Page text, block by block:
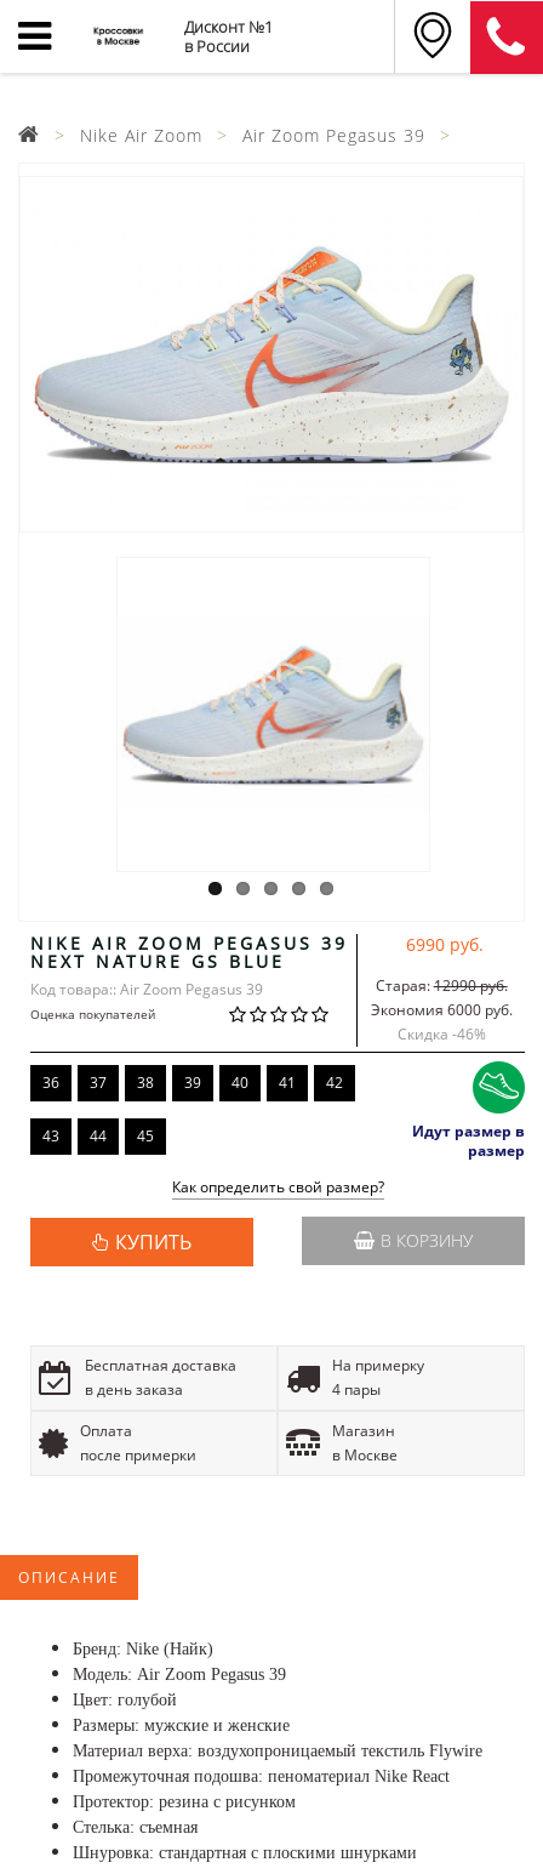
Дисконт №1
в России
Nike Air Zoom Air Zoom Pegasus 39
NIKE AIR ZOOM PEGASUS 39
NEXT NATURE GS BLUE
Код товара:: Air Zoom Pegasus 39
Оценка покупателей
6990 руб.
Старая:12990 руб.
Экономия 6000 руб.
Скидка -46%
36 37 38 39 40 41 42
43 44 45
Идут размер в
размер
Как определить свой размер?
КУПИТЬ В КОРЗИНУ
Бесплатная доставка
в день заказа
На примерку
4 пары
Оплата
после примерки
Магазин
в Москве
ОПИСАНИЕ
Бренд: Nike (Найк)
Модель: Air Zoom Pegasus 39
Цвет: голубой
Размеры: мужские и женские
Материал верха: воздухопроницаемый текстиль Flywire
Промежуточная подошва: пеноматериал Nike React
Протектор: резина с рисунком
Стелька: съемная
Шнуровка: стандартная с плоскими шнурками